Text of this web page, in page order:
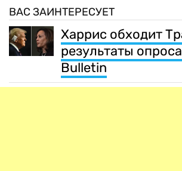
ВАС ЗАИНТЕРЕСУЕТ
Харрис обходит
результаты
Bulletin